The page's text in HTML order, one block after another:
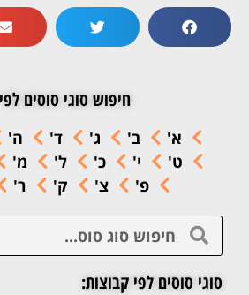
חיפוש סוגי סוסים
א' ב' ג' ד' ה'
ט'
י' כ' ל' מ'
פ'
צ' ק' ר'
סוגי סוסים לפי קבוצות: